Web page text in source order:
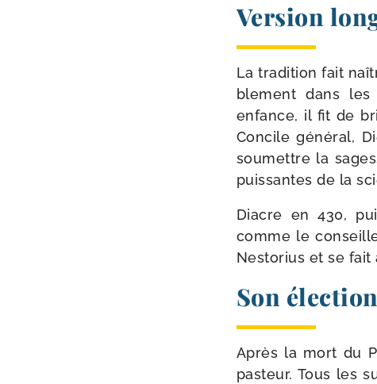
Version
La tra­di­tion fait
ble­ment dans
enfance, il fit de
Concile géné­ral,
sou­mettre la
puis­santes de la
Diacre en 430,
comme le
Nestorius et se fait
Son
Après la mort du
pas­teur. Tous les